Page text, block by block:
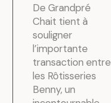
De Grandpré
Chait tient à
souligner
l’importante
transaction entre
les Rôtisseries
Benny, un